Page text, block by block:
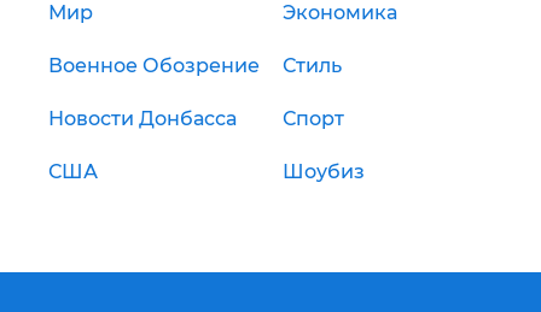
Мир Экономика
Военное Обозрение Стиль
Новости Донбасса Спорт
США Шоубиз